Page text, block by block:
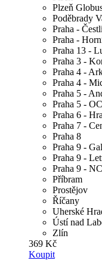
Plzeň
Poděbrady
Praha -
Praha -
Praha 13 -
Praha 3 -
Praha 4 -
Praha 4 -
Praha 5 -
Praha 5 -
Praha 6 -
Praha 7 -
Praha 8
Praha 9 -
Praha 9 -
Praha 9 -
Příbram
Prostějov
Říčany
Uherské
Ústí nad
Zlín
369 Kč
Koupit